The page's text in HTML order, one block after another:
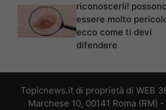
riconoscerli! possono
essere molto
ecco come ti devi
difendere
Topicnews.it di proprietà di WEB
Marchese 10, 00141 Roma (RM)